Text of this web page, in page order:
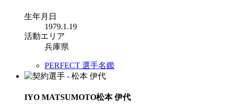
生年月日
1979.1.19
活動エリア
兵庫県
PERFECT 選手名鑑
IYO MATSUMOTO松本 伊代